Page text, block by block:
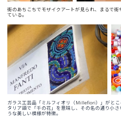
街のあちこちでモザイクアートが見られ、まるで
ている。
ガラス工芸品「ミルフィオリ（Millefiori）」がと
タリア語で「千の花」を意味し、その名の通り小
うな美しい模様が特徴。